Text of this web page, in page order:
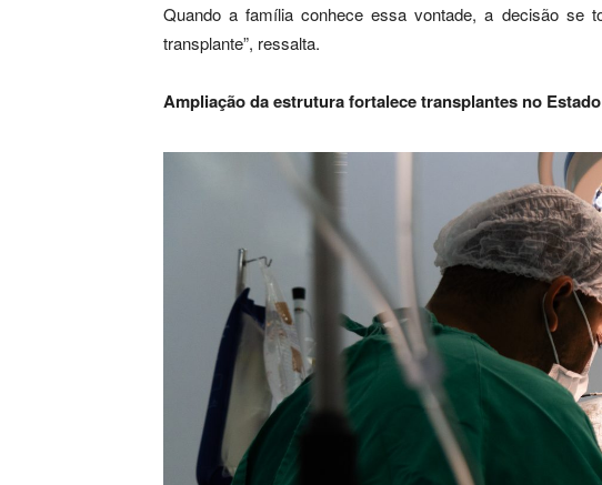
Quando a família conhece essa vontade, a decisão se
transplante”, ressalta.
Ampliação da estrutura fortalece transplantes no Estado